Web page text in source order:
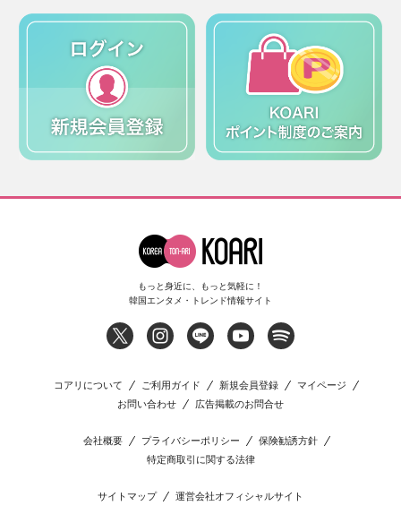
もっと身近に、もっと気軽に！
韓国エンタメ・トレンド情報サイト
コアリについて ご利用ガイド 新規会員登録
マイページ
お問い合わせ
広告掲載のお問合せ
会社概要 プライバシーポリシー
保険勧誘方針
特定商取引に関する法律
サイトマップ 運営会社オフィシャルサイト